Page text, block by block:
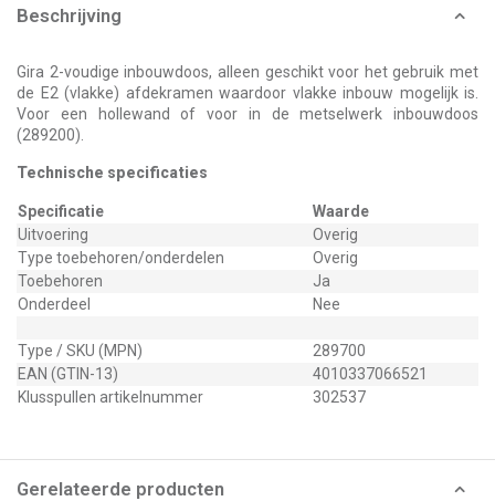
Beschrijving
Gira 2-voudige inbouwdoos, alleen geschikt voor het gebruik met
de E2 (vlakke) afdekramen waardoor vlakke inbouw mogelijk is.
Voor een hollewand of voor in de metselwerk inbouwdoos
(289200).
Technische specificaties
Specificatie
Waarde
Uitvoering
Overig
Type toebehoren/onderdelen
Overig
Toebehoren
Ja
Onderdeel
Nee
Type / SKU (MPN)
289700
EAN (GTIN-13)
4010337066521
Klusspullen artikelnummer
302537
Gerelateerde producten